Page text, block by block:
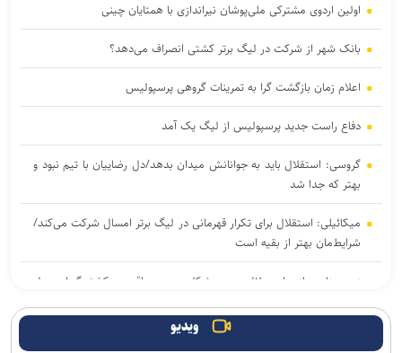
اولین اردوی مشترکی ملی‌پوشان نیراندازی با همتایان چینی
بانک شهر از شرکت در لیگ برتر کشتی انصراف می‌دهد؟
اعلام زمان بازگشت گرا به تمرینات گروهی پرسپولیس
دفاع راست جدید پرسپولیس از لیگ یک آمد
گروسی: استقلال باید به جوانانش میدان بدهد/دل رضاییان با تیم نبود و
بهتر که جدا شد
میکائیلی: استقلال برای تکرار قهرمانی در لیگ برتر امسال شرکت می‌کند/
شرایط‌مان بهتر از بقیه است
زمزمه‌هایی از طرح لالوویچ؛ مشکل «سن واقعی» کشتی‌گیران حل
پاکدل: تیم ملی هندبال بدون لژیونرها راهی بازی‌های آسیایی ناگویا
ویدیو